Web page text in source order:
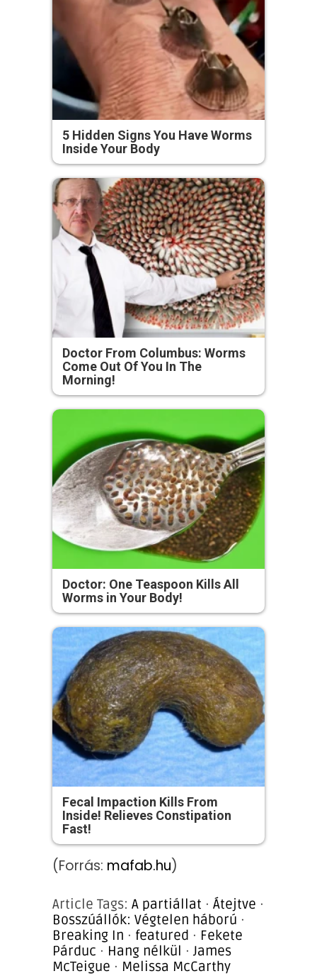
5 Hidden Signs You Have Worms
Inside Your Body
Doctor From Columbus: Worms
Come Out Of You In The
Morning!
Doctor: One Teaspoon Kills All
Worms in Your Body!
Fecal Impaction Kills From
Inside! Relieves Constipation
Fast!
(Forrás: mafab.hu)
Article Tags: A partiállat · Átejtve ·
Bosszúállók: Végtelen háború ·
Breaking In · featured · Fekete
Párduc · Hang nélkül · James
McTeigue · Melissa McCarthy